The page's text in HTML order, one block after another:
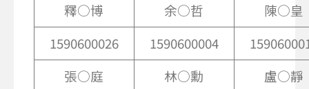
釋○博
余○哲
陳○皇
1590600026
1590600004
張○庭
林○勳
盧○靜